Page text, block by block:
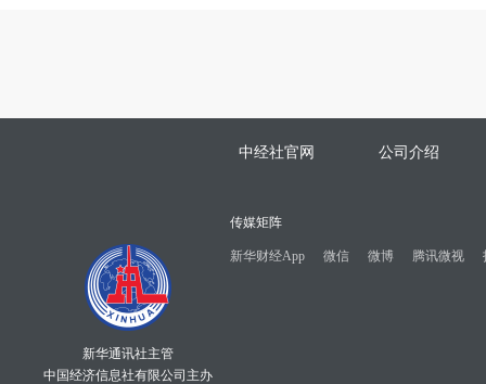
中经社官网 公司介绍
新华通讯社主管
中国经济信息社有限公司主办
传媒矩阵
新华财经App 微信 微博 腾讯微视